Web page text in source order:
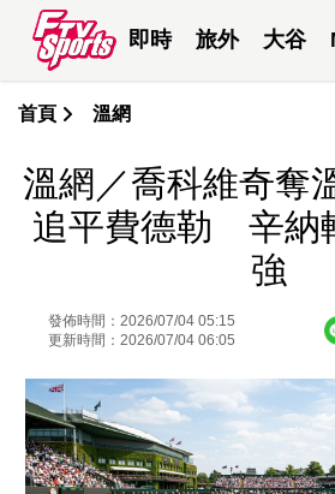
即時 旅外 大谷
首頁 溫網
溫網／喬科維奇奪
追平費德勒 辛納
強
發佈時間：2026/07/04 05:15
更新時間：2026/07/04 06:05